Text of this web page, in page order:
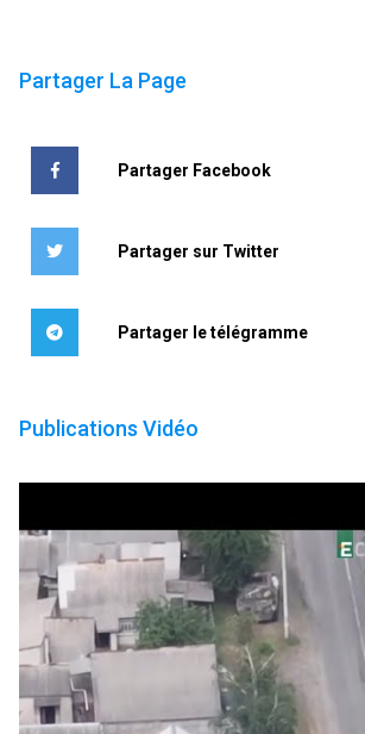
Partager La Page
Partager Facebook
Partager sur Twitter
Partager le télégramme
Publications Vidéo